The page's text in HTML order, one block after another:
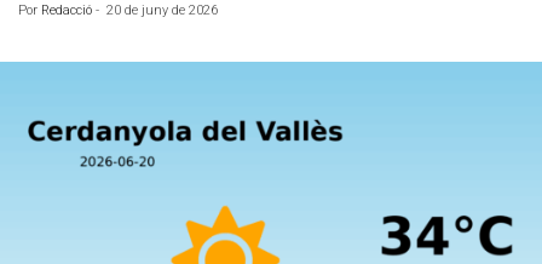
Por Redacció - 20 de juny de 2026